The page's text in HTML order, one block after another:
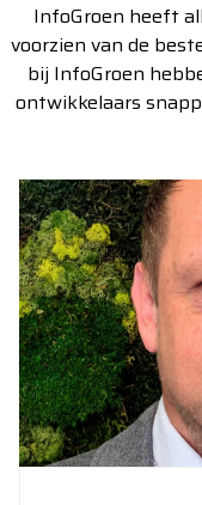
InfoGroen heeft
voorzien van de
bij InfoGroen
ontwikkelaars